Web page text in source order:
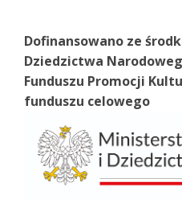
Dofinansowano ze
Dziedzictwa
Funduszu Promocji
funduszu celowego